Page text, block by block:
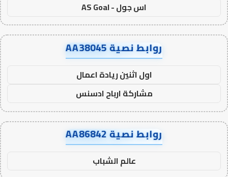
اس جول - AS Goal
روابط نصية AA38045
اول اثنين ريادة اعمال
مشاركة ارباح ادسنس
روابط نصية AA86842
عالم الشباب